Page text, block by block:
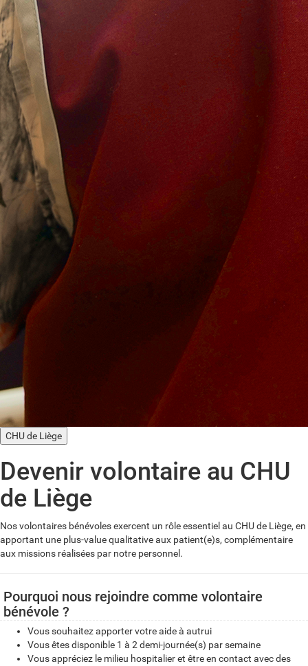
CHU de Liège
Devenir volontaire au CHU
de Liège
Nos volontaires bénévoles exercent un rôle essentiel au CHU de Liège, en
apportant une plus-value qualitative aux patient(e)s, complémentaire
aux missions réalisées par notre personnel.
Pourquoi nous rejoindre comme volontaire
bénévole ?
Vous souhaitez apporter votre aide à autrui
Vous êtes disponible 1 à 2 demi-journée(s) par semaine
Vous appréciez le milieu hospitalier et être en contact avec des